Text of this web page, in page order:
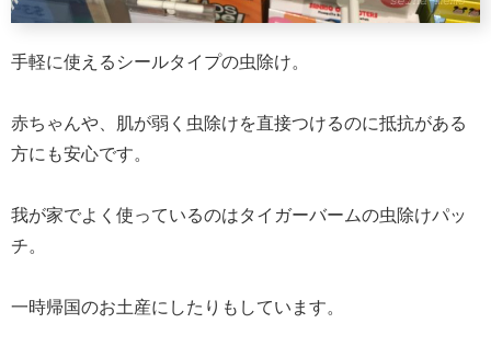
手軽に使えるシールタイプの虫除け。
赤ちゃんや、肌が弱く虫除けを直接つけるのに抵抗がある
方にも安心です。
我が家でよく使っているのはタイガーバームの虫除けパッ
チ。
一時帰国のお土産にしたりもしています。